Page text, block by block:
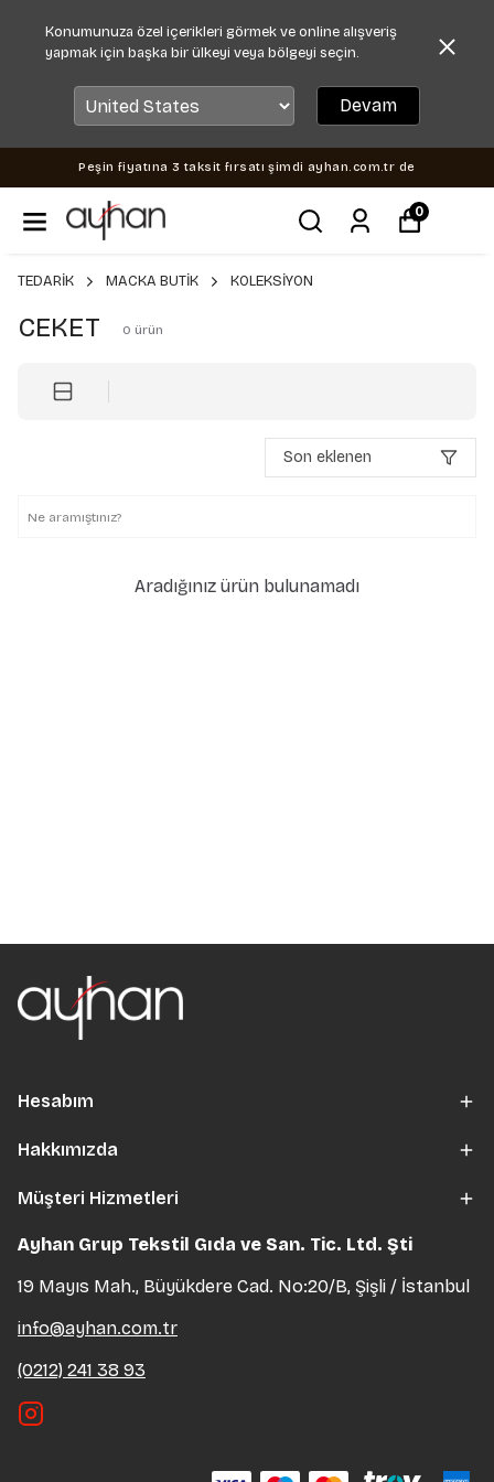
Konumunuza özel içerikleri görmek ve online alışveriş
yapmak için başka bir ülkeyi veya bölgeyi seçin.
Devam
Peşin fiyatına 3 taksit fırsatı şimdi ayhan.com.tr de
0
TEDARİK MACKA BUTİK KOLEKSİYON
CEKET 0 ürün
Son eklenen
Aradığınız ürün bulunamadı
Hesabım
Hakkımızda
Müşteri Hizmetleri
Ayhan Grup Tekstil Gıda ve San. Tic. Ltd. Şti
19 Mayıs Mah., Büyükdere Cad. No:20/B, Şişli / İstanbul
info@ayhan.com.tr
(0212) 241 38 93